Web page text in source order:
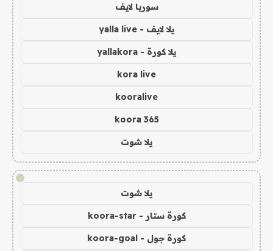
سوريا لايف
يلا لايف - yalla live
يلا كورة - yallakora
kora live
kooralive
koora 365
يلا شوت
!
يلا شوت
كورة ستار - koora-star
كورة جول - koora-goal